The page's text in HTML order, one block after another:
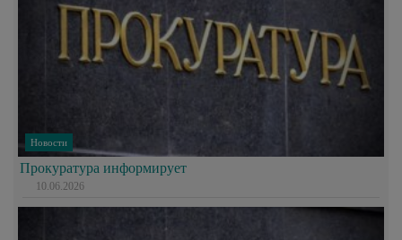
Новости
Прокуратура информирует
10.06.2026